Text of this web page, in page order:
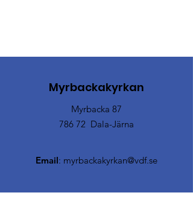
Myrbackakyrkan
Myrbacka 87
786 72 Dala-Järna
Email: myrbackakyrkan@vdf.se